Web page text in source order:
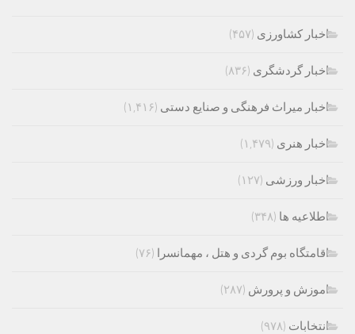
اخبار کشاورزی (۴۵۷)
اخبار گردشگری (۸۳۶)
اخبار میراث فرهنگی و صنایع دستی (۱,۴۱۶)
اخبار هنری (۱,۴۷۹)
اخبار ورزشی (۱۲۷)
اطلاعیه ها (۳۴۸)
اقامتگاه بوم گردی و هتل ، مهمانسرا (۷۶)
اموزش و پرورش (۲۸۷)
انتخابات (۹۷۸)